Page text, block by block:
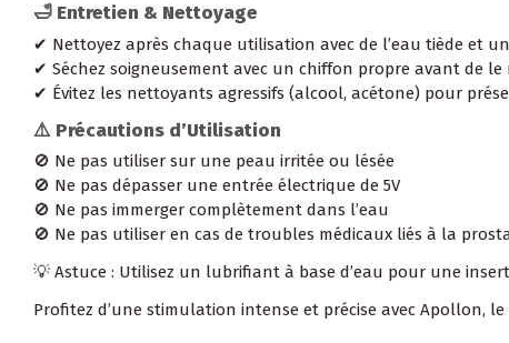
🛁 Entretien & Nettoyage
✔ Nettoyez après chaque utilisation avec de l’eau tiède et
✔ Séchez soigneusement avec un chiffon propre avant de
✔ Évitez les nettoyants agressifs (alcool, acétone) pour
⚠️ Précautions d’Utilisation
🚫 Ne pas utiliser sur une peau irritée ou lésée
🚫 Ne pas dépasser une entrée électrique de 5V
🚫 Ne pas immerger complètement dans l’eau
🚫 Ne pas utiliser en cas de troubles médicaux liés à la
💡 Astuce : Utilisez un lubrifiant à base d’eau pour une
Profitez d’une stimulation intense et précise avec Apollon,